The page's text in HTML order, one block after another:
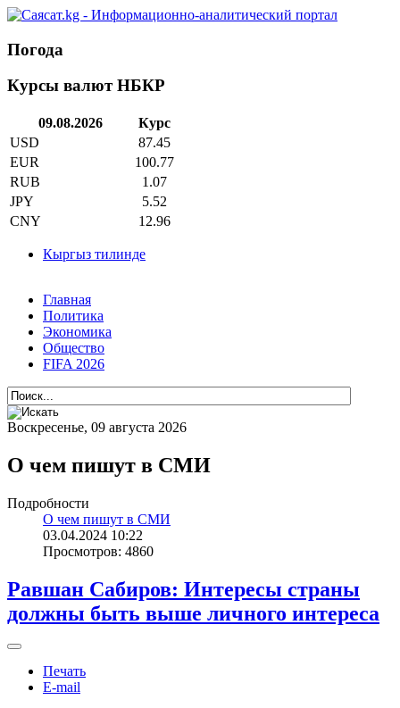
Погода
Курсы валют НБКР
09.08.2026
Курс
USD
87.45
EUR
100.77
RUB
1.07
JPY
5.52
CNY
12.96
Кыргыз тилинде
Главная
Политика
Экономика
Общество
FIFA 2026
Воскресенье, 09 августа 2026
О чем пишут в СМИ
Подробности
О чем пишут в СМИ
03.04.2024 10:22
Просмотров: 4860
Равшан Сабиров: Интересы страны
должны быть выше личного интереса
Печать
E-mail